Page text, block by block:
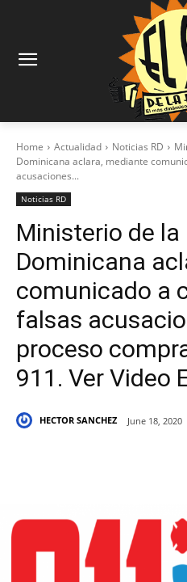
Home Actualidad Noticias RD
Dominicana aclara, mediante
acusaciones...
Noticias RD
Ministerio de la
Dominicana
comunicado a
falsas
proceso
911. Ver Video
HECTOR SANCHEZ June 18, 2020